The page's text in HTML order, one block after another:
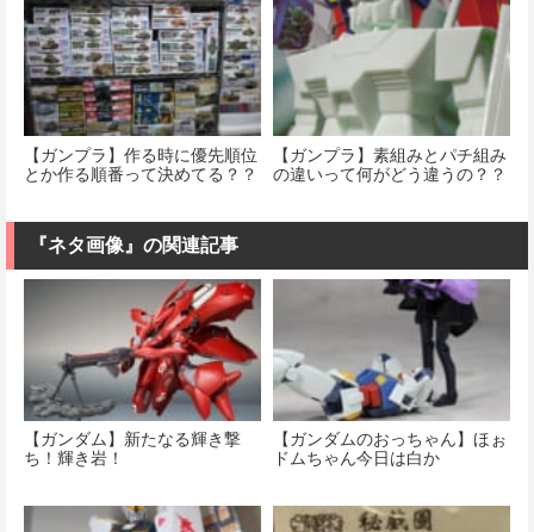
【ガンプラ】作る時に優先順位
とか作る順番って決めてる？？
【ガンプラ】素組みとパチ組み
の違いって何がどう違うの？？
『ネタ画像』の関連記事
【ガンダム】新たなる輝き撃
ち！輝き岩！
【ガンダムのおっちゃん】ほぉ
ドムちゃん今日は白か